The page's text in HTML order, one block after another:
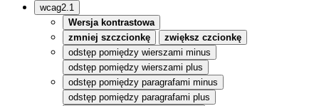
wcag2.1
Wersja kontrastowa
zmniej szczcionkę
zwiększ czcionkę
odstęp pomiędzy wierszami minus
odstęp pomiędzy wierszami plus
odstęp pomiędzy paragrafami minus
odstęp pomiędzy paragrafami plus